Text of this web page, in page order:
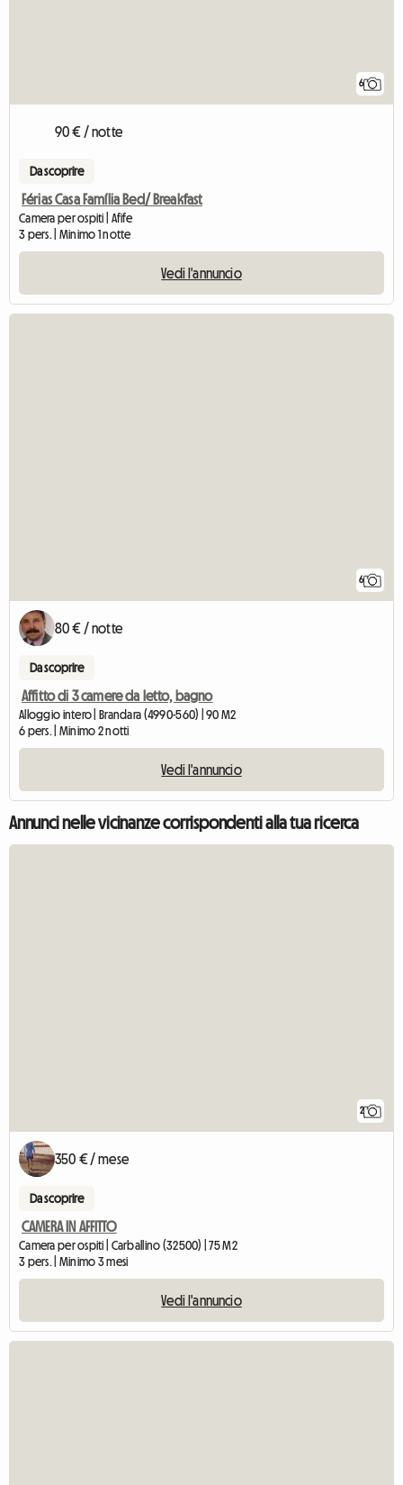
6
90 € / notte
Da scoprire
Férias Casa Família Bed/ Breakfast
Camera per ospiti | Afife
3 pers. | Minimo 1 notte
Vedi l'annuncio
6
80 € / notte
Da scoprire
Affitto di 3 camere da letto, bagno
Alloggio intero | Brandara (4990-560) | 90 M2
6 pers. | Minimo 2 notti
Vedi l'annuncio
Annunci nelle vicinanze corrispondenti alla tua ricerca
2
350 € / mese
Da scoprire
CAMERA IN AFFITTO
Camera per ospiti | Carballino (32500) | 75 M2
3 pers. | Minimo 3 mesi
Vedi l'annuncio